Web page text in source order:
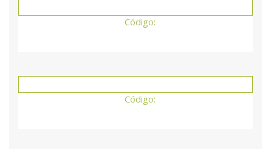
Código:
Código: